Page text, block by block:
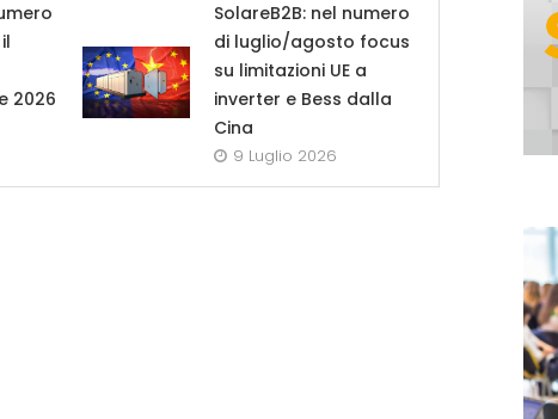
2026
SolareB2B: nel numero
di luglio/agosto focus
su limitazioni UE a
inverter e Bess dalla
Cina
9 Luglio 2026